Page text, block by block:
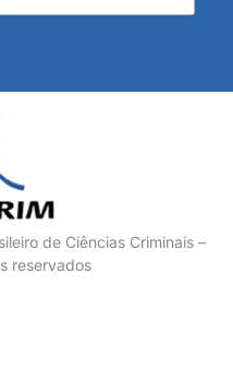
de Ciências Criminais –
reservados